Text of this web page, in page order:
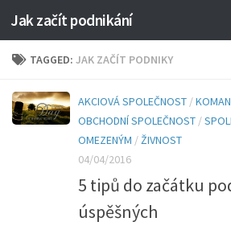
Jak začít podnikání
TAGGED: JAK ZAČÍT PODNIKY
AKCIOVÁ SPOLEČNOST /
OBCHODNÍ SPOLEČNOST /
OMEZENÝM /ŽIVNOST
04/04/2016
5 tipů do začátku
úspěšných